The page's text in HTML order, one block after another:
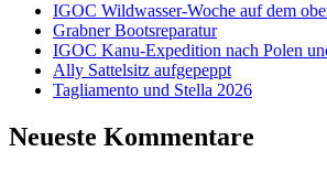
IGOC Wildwasser-Woche auf dem
Grabner Bootsreparatur
IGOC Kanu-Expedition nach Polen
Ally Sattelsitz aufgepeppt
Tagliamento und Stella 2026
Neueste Kommentare